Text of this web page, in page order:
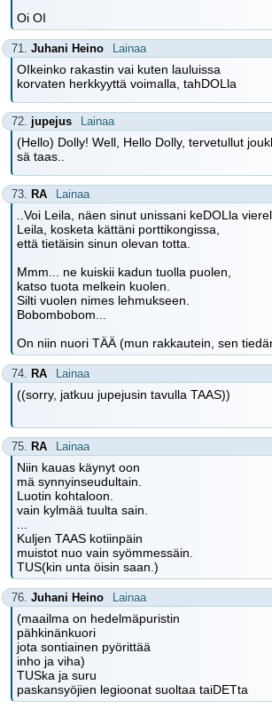
Oi OI
71. Juhani Heino Lainaa
OIkeinko rakastin vai kuten lauluissa
korvaten herkkyyttä voimalla, tahDOLla
72. jupejus Lainaa
(Hello) Dolly! Well, Hello Dolly, tervetullut
sä taas..
73. RA Lainaa
..Voi Leila, näen sinut unissani keDOLla
Leila, kosketa kättäni porttikongissa,
että tietäisin sinun olevan totta.
Mmm... ne kuiskii kadun tuolla puolen,
katso tuota melkein kuolen.
Silti vuolen nimes lehmukseen.
Bobombobom...
On niin nuori TÄÄ (mun rakkautein, sen
74. RA Lainaa
((sorry, jatkuu jupejusin tavulla TAAS))
75. RA Lainaa
Niin kauas käynyt oon
mä synnyinseudultain.
Luotin kohtaloon.
vain kylmää tuulta sain.
Kuljen TAAS kotiinpäin
muistot nuo vain syömmessäin.
TUS(kin unta öisin saan.)
76. Juhani Heino Lainaa
(maailma on hedelmäpuristin
pähkinänkuori
jota sontiainen pyörittää
inho ja viha)
TUSka ja suru
paskansyöjien legioonat suoltaa taiDETta